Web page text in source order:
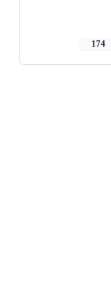
174